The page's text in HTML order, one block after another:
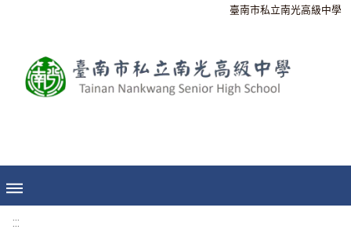
臺南市私立南光高級中學
:::